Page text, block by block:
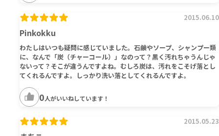
Pinkokku
2015.06.10
わたしはいつも疑問に感じていました。石鹸やソープ、シャンプー類
に、なんで「炭（チャーコール）」なのって？黒く汚れちゃうんじゃ
ないって？そこが違うんですよね。むしろ炭は、汚れをこそげ落とし
てくれるんですよ。しっかり洗い落としてくれるんですよ。
0人がいいねしています！
2015.05.23